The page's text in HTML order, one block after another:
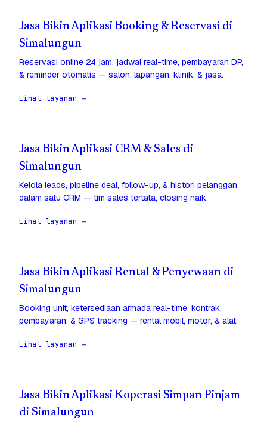
Jasa Bikin Aplikasi Booking & Reservasi di
Simalungun
Reservasi online 24 jam, jadwal real-time, pembayaran DP,
& reminder otomatis — salon, lapangan, klinik, & jasa.
Lihat layanan →
Jasa Bikin Aplikasi CRM & Sales di
Simalungun
Kelola leads, pipeline deal, follow-up, & histori pelanggan
dalam satu CRM — tim sales tertata, closing naik.
Lihat layanan →
Jasa Bikin Aplikasi Rental & Penyewaan di
Simalungun
Booking unit, ketersediaan armada real-time, kontrak,
pembayaran, & GPS tracking — rental mobil, motor, & alat.
Lihat layanan →
Jasa Bikin Aplikasi Koperasi Simpan Pinjam
di Simalungun